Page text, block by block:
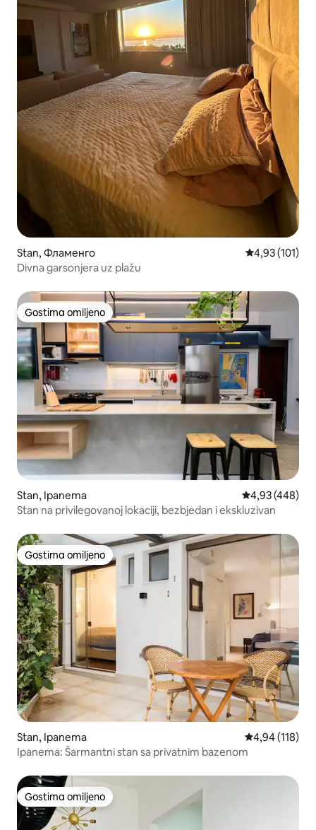
Stan, Фламенго Prosečna
4,93 (101)
Divna garsonjera uz plažu
Gostima omiljeno
Gostima omiljeno
Stan, Ipanema Prosečna
4,93 (448)
Stan na privilegovanoj lokaciji, bezbjedan i ekskluzivan
Gostima omiljeno
Gostima omiljeno
Stan, Ipanema Prosečna
4,94 (118)
Ipanema: Šarmantni stan sa privatnim bazenom
Gostima omiljeno
Gostima omiljeno